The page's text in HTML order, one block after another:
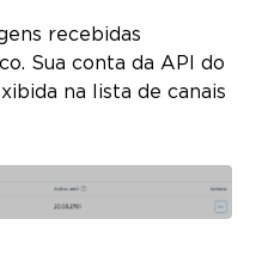
recebidas
Sua conta da API do
na lista de canais